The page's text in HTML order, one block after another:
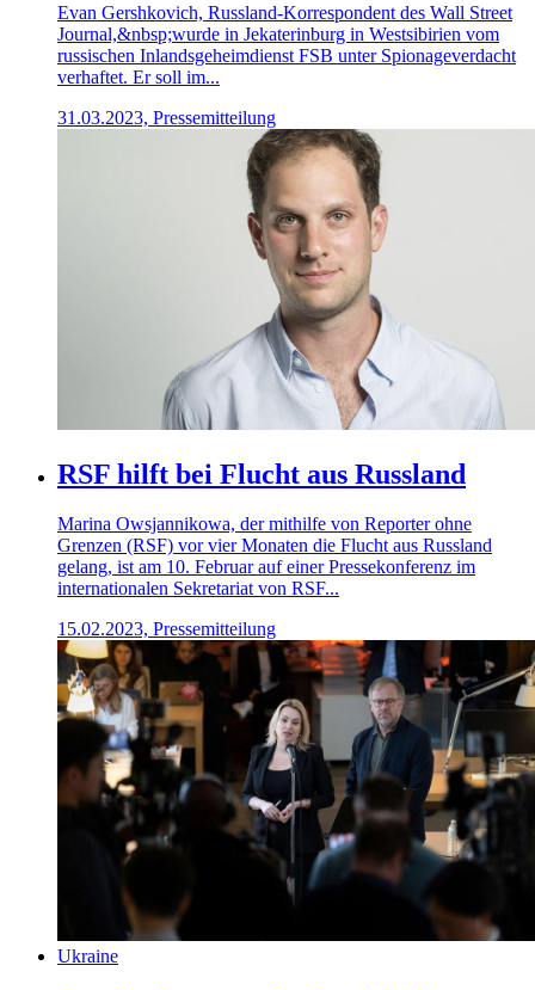
Evan Gershkovich, Russland-Korrespondent des Wall Street
Journal,&nbsp;wurde in Jekaterinburg in Westsibirien vom
russischen Inlandsgeheimdienst FSB unter Spionageverdacht
verhaftet. Er soll im...
31.03.2023, Pressemitteilung
RSF hilft bei Flucht aus Russland
Marina Owsjannikowa, der mithilfe von Reporter ohne
Grenzen (RSF) vor vier Monaten die Flucht aus Russland
gelang, ist am 10. Februar auf einer Pressekonferenz im
internationalen Sekretariat von RSF...
15.02.2023, Pressemitteilung
Ukraine